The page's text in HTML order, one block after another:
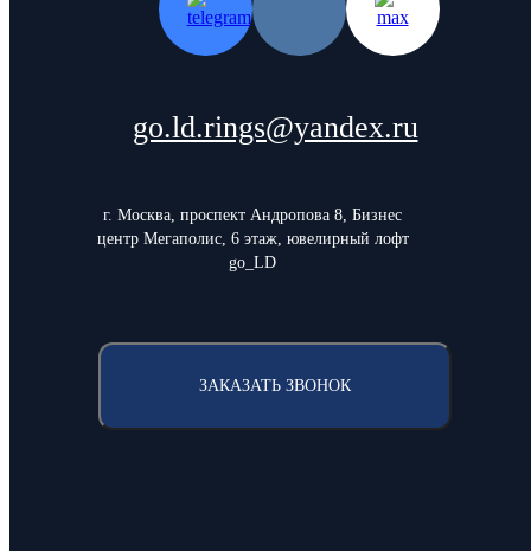
go.ld.rings@yandex.ru
г. Москва, проспект Андропова 8, Бизнес
центр Мегаполис, 6 этаж, ювелирный лофт
go_LD
ЗАКАЗАТЬ ЗВОНОК